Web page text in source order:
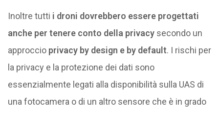
Inoltre tutti i droni dovrebbero essere progettati
anche per tenere conto della privacysecondo un
approccio privacy by design e by default. I rischi per
la privacy e la protezione dei dati sono
essenzialmente legati alla disponibilità sulla UAS di
una fotocamera o di un altro sensore che è in grado